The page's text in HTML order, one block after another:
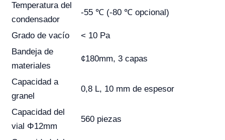
Temperatura del
condensador
-55 ℃ (-80 ℃ opcional)
Grado de vacío
< 10 Pa
Bandeja de
materiales
¢180mm, 3 capas
Capacidad a
granel
0,8 L, 10 mm de espesor
Capacidad del
vial Φ12mm
560 piezas